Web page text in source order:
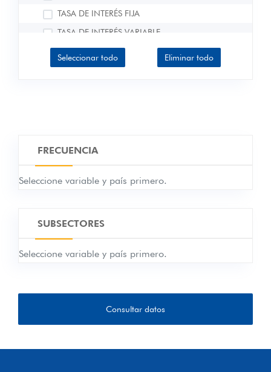
TASA DE INTERÉS FIJA
TASA DE INTERÉS VARIABLE
BILLETES Y MONEDAS Y DEPÓSITOS
MONEDA Y DEPÓSITOS MONEDA Y
CORTO PLAZO, POR VENCIMIENTO
LARGO PLAZO POR VENCIMIENTO
LARGO PLAZO POR VENCIMIENTO
Seleccionar todo Eliminar todo
FRECUENCIA
Seleccione variable y país primero.
SUBSECTORES
Seleccione variable y país primero.
Consultar datos